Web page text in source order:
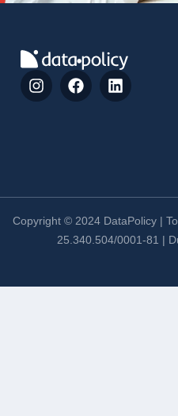
Copyright © 2024 DataPolicy |
25.340.504/0001-81 |